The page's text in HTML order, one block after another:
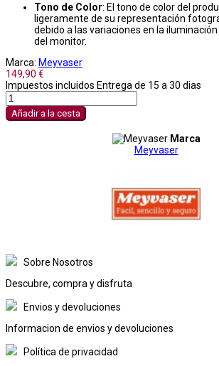
Tono de Color: El tono de color del
ligeramente de su representación
debido a las variaciones en la
del monitor.
Marca: Meyvaser
149,90 €
Impuestos incluidos Entrega de 15 a 30 dias
Añadir a la cesta
Marca
Meyvaser
Sobre Nosotros
Descubre, compra y disfruta
Envios y devoluciones
Informacion de envios y devoluciones
Política de privacidad